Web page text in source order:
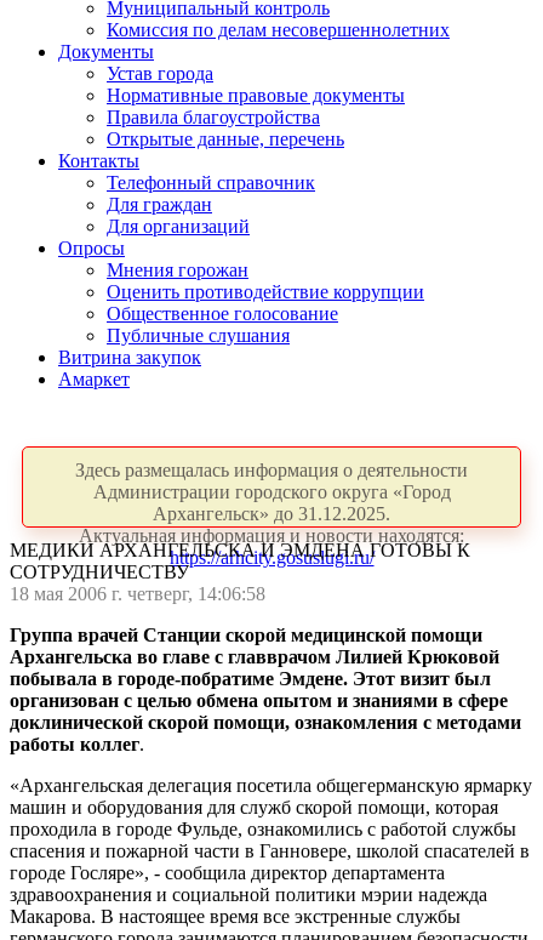
Муниципальный контроль
Комиссия по делам несовершеннолетних
Документы
Устав города
Нормативные правовые документы
Правила благоустройства
Открытые данные, перечень
Контакты
Телефонный справочник
Для граждан
Для организаций
Опросы
Мнения горожан
Оценить противодействие коррупции
Общественное голосование
Публичные слушания
Витрина закупок
Амаркет
Здесь размещалась информация о деятельности
Администрации городского округа «Город
Архангельск» до 31.12.2025.
Актуальная информация и новости находятся:
https://arhcity.gosuslugi.ru/
МЕДИКИ АРХАНГЕЛЬСКА И ЭМДЕНА ГОТОВЫ К
СОТРУДНИЧЕСТВУ
18 мая 2006 г. четверг, 14:06:58
Группа врачей Станции скорой медицинской помощи
Архангельска во главе с главврачом Лилией Крюковой
побывала в городе-побратиме Эмдене. Этот визит был
организован с целью обмена опытом и знаниями в сфере
доклинической скорой помощи, ознакомления с методами
работы коллег.
«Архангельская делегация посетила общегерманскую ярмарку
машин и оборудования для служб скорой помощи, которая
проходила в городе Фульде, ознакомились с работой службы
спасения и пожарной части в Ганновере, школой спасателей в
городе Госляре», - сообщила директор департамента
здравоохранения и социальной политики мэрии надежда
Макарова. В настоящее время все экстренные службы